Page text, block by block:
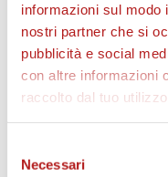
informazioni sul
nostri partner che si
pubblicità e social
con altre informazioni
raccolto dal tuo
delNecessari
AS